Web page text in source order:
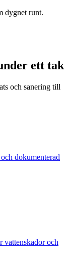
dygnet runt.
ett tak
och sanering till
dokumenterad
vattenskador och